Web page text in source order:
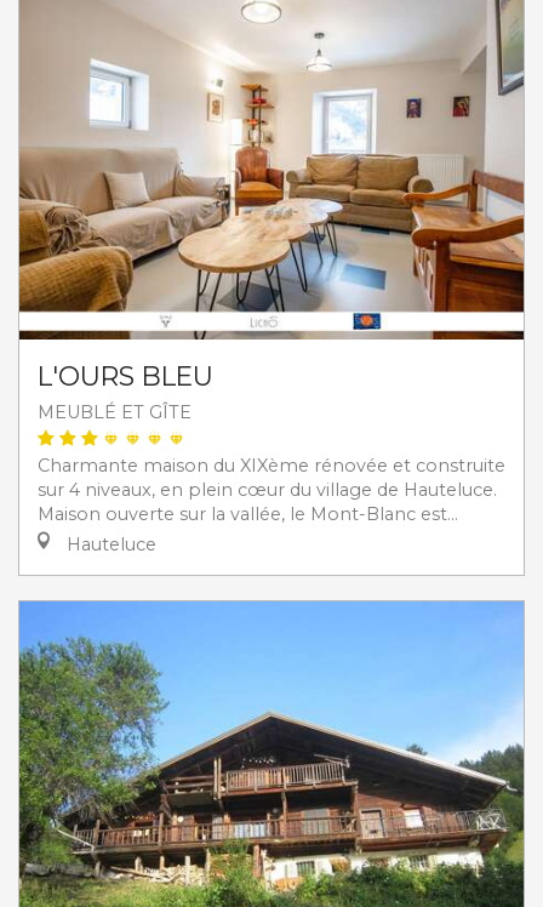
L'OURS BLEU
MEUBLÉ ET GÎTE
Charmante maison du XIXème rénovée et construite
sur 4 niveaux, en plein cœur du village de Hauteluce.
Maison ouverte sur la vallée, le Mont-Blanc est...
Hauteluce